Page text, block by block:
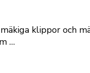
klippor och
…